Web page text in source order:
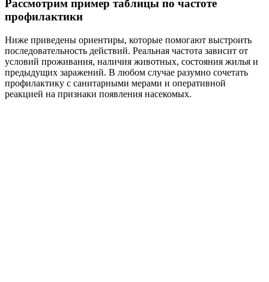
Рассмотрим пример таблицы по частоте
профилактики
Ниже приведены ориентиры, которые помогают выстроить
последовательность действий. Реальная частота зависит от
условий проживания, наличия животных, состояния жилья и
предыдущих заражений. В любом случае разумно сочетать
профилактику с санитарными мерами и оперативной
реакцией на признаки появления насекомых.